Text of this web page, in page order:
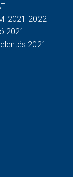
2022
2021
2021